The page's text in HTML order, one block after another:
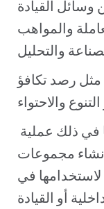
وسائل القيادة
والمواهب
مثل رصد تكافؤ
مجموعات
لاستخدامها في
أو القيادة